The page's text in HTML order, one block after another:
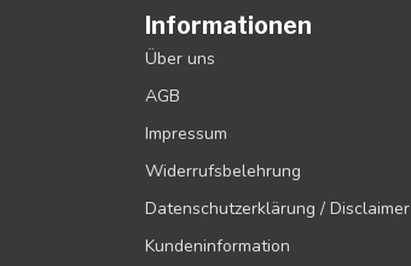
Informationen
Über uns
AGB
Impressum
Widerrufsbelehrung
Datenschutzerklärung / Disclaimer
Kundeninformation